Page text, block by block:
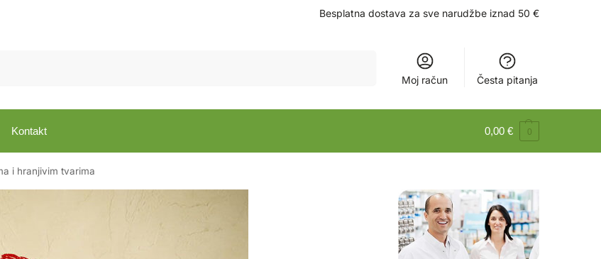
Besplatna dostava za sve narudžbe iznad 50 €
Moj račun Česta pitanja
Kontakt 0,00 € 0
i hranjivim tvarima